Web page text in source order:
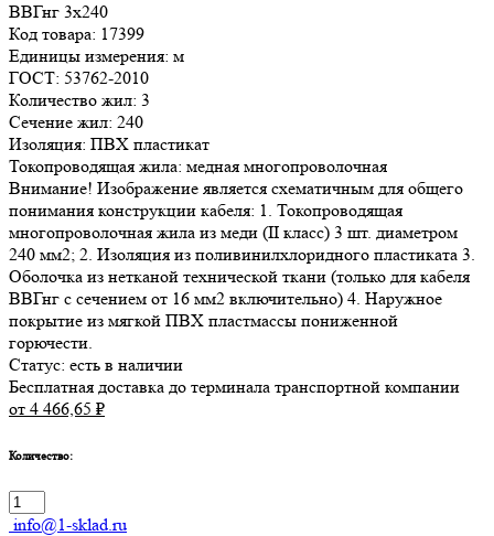
ВВГнг 3х240
Код товара: 17399
Единицы измерения: м
ГОСТ: 53762-2010
Количество жил: 3
Сечение жил: 240
Изоляция: ПВХ пластикат
Токопроводящая жила: медная многопроволочная
Внимание! Изображение является схематичным для общего
понимания конструкции кабеля: 1. Токопроводящая
многопроволочная жила из меди (II класс) 3 шт. диаметром
240 мм2; 2. Изоляция из поливинилхлоридного пластиката 3.
Оболочка из нетканой технической ткани (только для кабеля
ВВГнг с сечением от 16 мм2 включительно) 4. Наружное
покрытие из мягкой ПВХ пластмассы пониженной
горючести.
Статус: есть в наличии
Бесплатная доставка до терминала транспортной компании
от 4 466,65 ₽
Количество:
info@1-sklad.ru